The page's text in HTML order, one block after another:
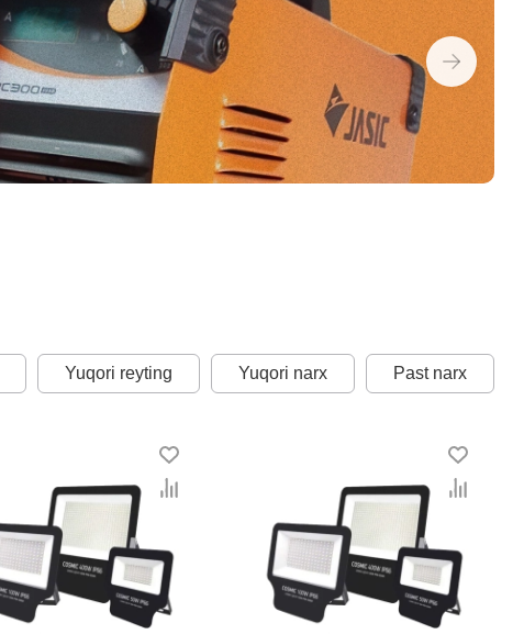
Yuqori reyting Yuqori narx Past narx